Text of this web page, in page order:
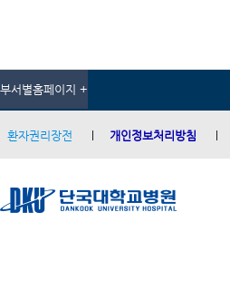
부서별홈페이지 +
환자권리장전 개인정보처리방침